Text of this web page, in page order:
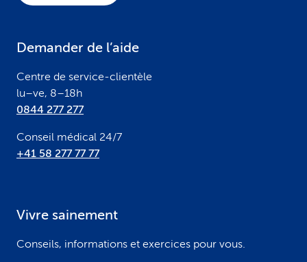
Demander de l’aide
Centre de service-clientèle
lu–ve, 8–18h
0844 277 277
Conseil médical 24/7
+41 58 277 77 77
Vivre sainement
Conseils, informations et exercices pour vous.